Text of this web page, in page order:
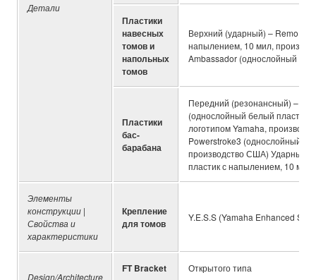
Детали
Пластики
навесных
томов и
напольных
томов
Верхний (ударный) – Remo
напылением, 10 мил,
Ambassador (однослойный
Пластики
бас-
барабана
Передний (резонансный) –
(однослойный белый пластик
логотипом Yamaha,
Powerstroke3 (однослойный
производство США) Ударный
пластик с напылением, 10
Элементы
конструкции |
Свойства и
характеристики
Крепление
для томов
Y.E.S.S (Yamaha Enhanced
Design/Architecture
FT Bracket Открытого типа